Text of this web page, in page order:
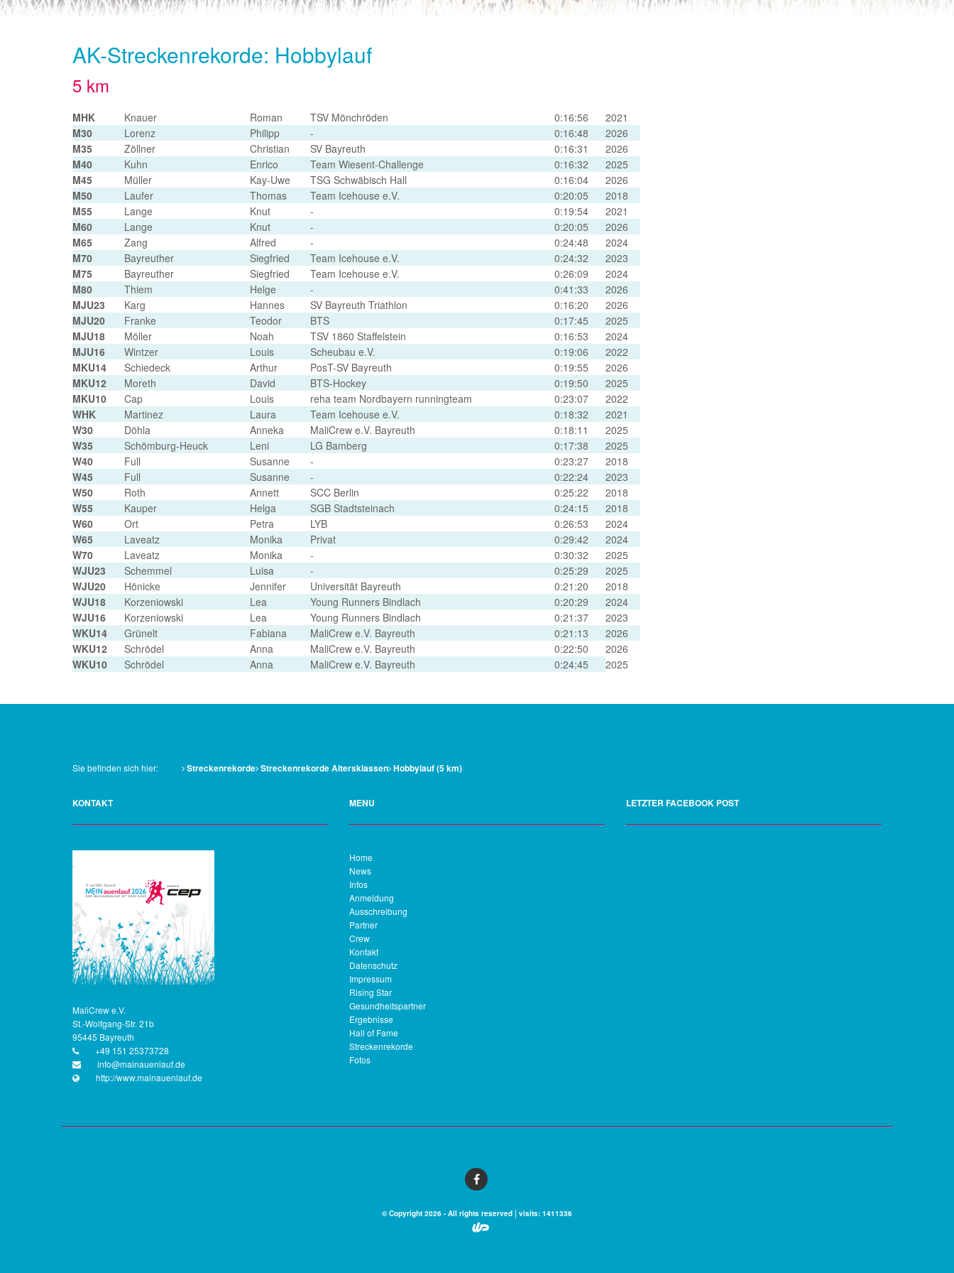
AK-Streckenrekorde: Hobbylauf
5 km
MHK Knauer Roman TSV Mönchröden 0:16:56
2021
M30
Lorenz Philipp - 0:16:48
2026
M35
Zöllner Christian SV Bayreuth 0:16:31
2026
M40
Kuhn Enrico Team Wiesent-Challenge 0:16:32
2025
M45
Müller Kay-Uwe TSG Schwäbisch Hall 0:16:04
2026
M50
Laufer Thomas Team Icehouse e.V. 0:20:05
2018
M55
Lange Knut - 0:19:54
2021
M60
Lange Knut - 0:20:05
2026
M65
Zang Alfred - 0:24:48
2024
M70
Bayreuther Siegfried Team Icehouse e.V. 0:24:32
2023
M75
Bayreuther Siegfried Team Icehouse e.V. 0:26:09
2024
M80
Thiem Helge - 0:41:33
2026
MJU23
Karg Hannes SV Bayreuth Triathlon 0:16:20
2026
MJU20
Franke Teodor BTS 0:17:45
2025
MJU18
Möller Noah TSV 1860 Staffelstein 0:16:53
2024
MJU16
Wintzer Louis Scheubau e.V. 0:19:06
2022
MKU14
Schiedeck Arthur PosT-SV Bayreuth 0:19:55
2026
MKU12
Moreth David BTS-Hockey 0:19:50
2025
MKU10
Cap Louis reha team Nordbayern runningteam 0:23:07
2022
WHK
Martinez Laura Team Icehouse e.V. 0:18:32
2021
W30
Döhla Anneka MaliCrew e.V. Bayreuth 0:18:11
2025
W35
Schömburg-Heuck Leni LG Bamberg 0:17:38
2025
W40
Full Susanne - 0:23:27
2018
W45
Full Susanne - 0:22:24
2023
W50
Roth Annett SCC Berlin 0:25:22
2018
W55
Kauper Helga SGB Stadtsteinach 0:24:15
2018
W60
Ort Petra LYB 0:26:53
2024
W65
Laveatz Monika Privat 0:29:42
2024
W70
Laveatz Monika - 0:30:32
2025
WJU23
Schemmel Luisa - 0:25:29
2025
WJU20
Hönicke Jennifer Universität Bayreuth 0:21:20
2018
WJU18
Korzeniowski Lea Young Runners Bindlach 0:20:29
2024
WJU16
Korzeniowski Lea Young Runners Bindlach 0:21:37
2023
WKU14
Grünelt Fabiana MaliCrew e.V. Bayreuth 0:21:13
2026
WKU12
Schrödel Anna MaliCrew e.V. Bayreuth 0:22:50
2026
WKU10
Schrödel Anna MaliCrew e.V. Bayreuth 0:24:45 2025
Sie befinden sich hier: Streckenrekorde Streckenrekorde Altersklassen Hobbylauf (5 km)
KONTAKT
MaliCrew e.V.
St.-Wolfgang-Str. 21b
95445 Bayreuth
+49 151 25373728
info@mainauenlauf.de
http://www.mainauenlauf.de
MENU
Home
News
Infos
Anmeldung
Ausschreibung
Partner
Crew
Kontakt
Datenschutz
Impressum
Rising Star
Gesundheitspartner
Ergebnisse
Hall of Fame
Streckenrekorde
Fotos
LETZTER FACEBOOK POST
© Copyright 2026 - All rights reserved | visits: 1411336